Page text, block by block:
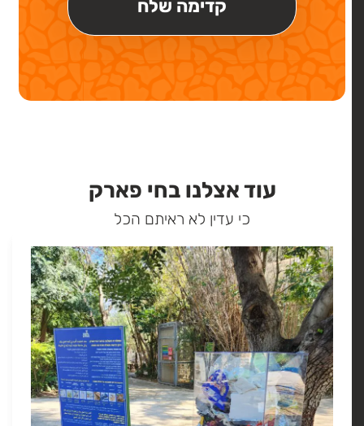
עוד אצלנו בחי פארק
כי עדין לא ראיתם הכל